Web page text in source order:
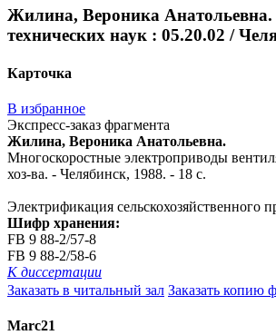
Жилина, Вероника Анатольевна.
технических наук : 05.20.02 /
Карточка
В избранное
Экспресс-заказ фрагмента
Жилина, Вероника Анатольевна.
Многоскоростные электроприводы
хоз-ва. - Челябинск, 1988. - 18 с.
Электрификация сельскохозяйственного
Шифр хранения:
FB 9 88-2/57-8
FB 9 88-2/58-6
К диссертации
Заказать в читальный зал Заказать копию
Marc21